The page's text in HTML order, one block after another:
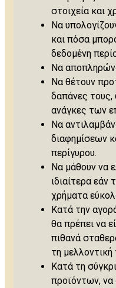
στοιχεία και
Να
και πόσα
δεδομένη
Να
Να θέτουν
δαπάνες τους,
ανάγκες των
Να
διαφημίσεων
περίγυρου.
Να μάθουν να
ιδιαίτερα εάν
χρήματα
Κατά την
θα πρέπει να
πιθανά
τη μελλοντική
Κατά τη
προϊόντων, να